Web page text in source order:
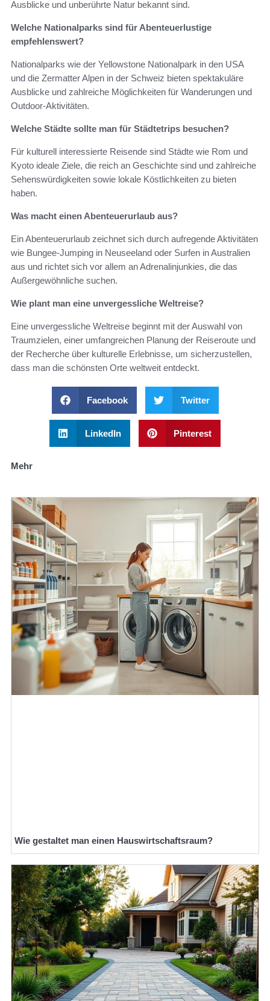
Ausblicke und unberührte Natur bekannt sind.
Welche Nationalparks sind für Abenteuerlustige
empfehlenswert?
Nationalparks wie der Yellowstone Nationalpark in den USA
und die Zermatter Alpen in der Schweiz bieten spektakuläre
Ausblicke und zahlreiche Möglichkeiten für Wanderungen und
Outdoor-Aktivitäten.
Welche Städte sollte man für Städtetrips besuchen?
Für kulturell interessierte Reisende sind Städte wie Rom und
Kyoto ideale Ziele, die reich an Geschichte sind und zahlreiche
Sehenswürdigkeiten sowie lokale Köstlichkeiten zu bieten
haben.
Was macht einen Abenteuerurlaub aus?
Ein Abenteuerurlaub zeichnet sich durch aufregende Aktivitäten
wie Bungee-Jumping in Neuseeland oder Surfen in Australien
aus und richtet sich vor allem an Adrenalinjunkies, die das
Außergewöhnliche suchen.
Wie plant man eine unvergessliche Weltreise?
Eine unvergessliche Weltreise beginnt mit der Auswahl von
Traumzielen, einer umfangreichen Planung der Reiseroute und
der Recherche über kulturelle Erlebnisse, um sicherzustellen,
dass man die schönsten Orte weltweit entdeckt.
Facebook Twitter
LinkedIn Pinterest
Mehr
Wie gestaltet man einen Hauswirtschaftsraum?